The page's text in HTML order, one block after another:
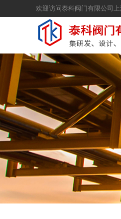
欢迎访问泰科阀门有限公司上